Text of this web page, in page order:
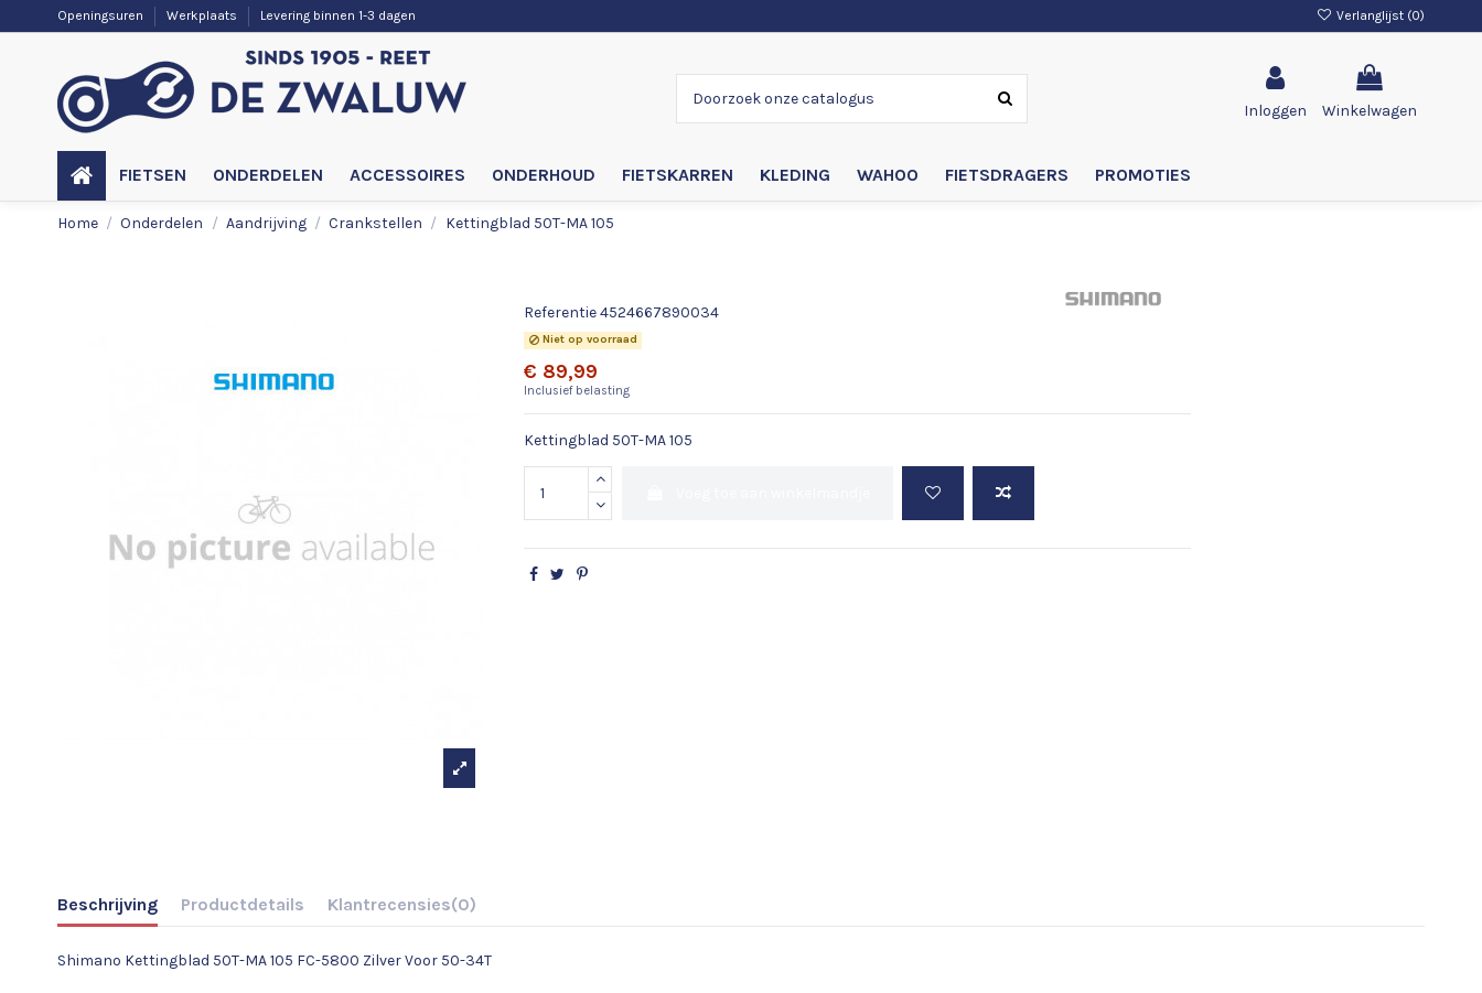
Openingsuren Werkplaats Levering binnen 1-3 dagen Verlanglijst (0)
Inloggen Winkelwagen
FIETSEN ONDERDELEN ACCESSOIRES ONDERHOUD FIETSKARREN KLEDING WAHOO FIETSDRAGERS PROMOTIES
Home Onderdelen Aandrijving Crankstellen Kettingblad 50T-MA 105
Referentie4524667890034
Niet op voorraad
€ 89,99
Inclusief belasting
Kettingblad 50T-MA 105
Beschrijving Productdetails Klantrecensies(0)
Shimano Kettingblad 50T-MA 105 FC-5800 Zilver Voor 50-34T